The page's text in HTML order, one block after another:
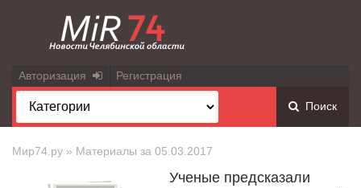
Авторизация Регистрация
Поиск
Мир74.ру » Материалы за 05.03.2017
Ученые предсказали